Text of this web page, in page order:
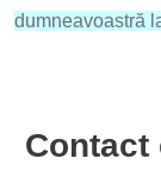
dumneavoastră
Contact